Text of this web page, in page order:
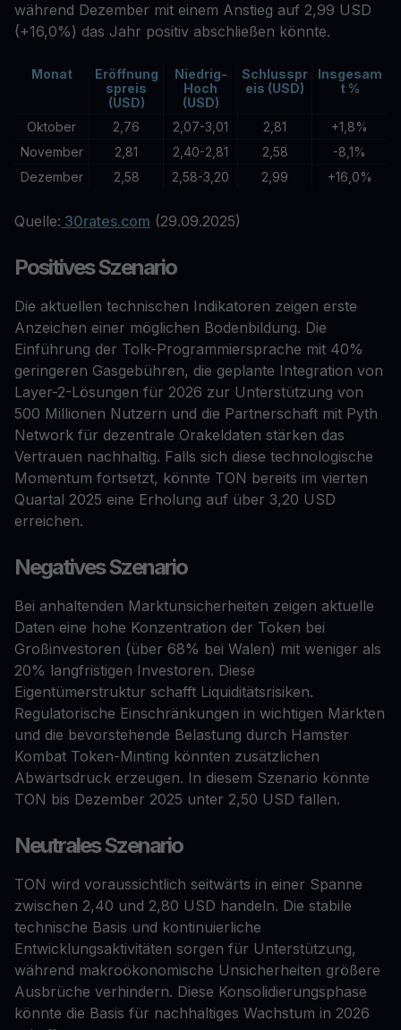
während Dezember mit einem Anstieg auf 2,99 USD
(+16,0%) das Jahr positiv abschließen könnte.
Monat
Eröffnung
spreis
(USD)
Niedrig-
Hoch
(USD)
Schlusspr
eis (USD)
Insgesam
t %
Oktober 2,76 2,07-3,01 2,81
+1,8%
November
2,81 2,40-2,81 2,58
-8,1%
Dezember
2,58 2,58-3,20 2,99 +16,0%
Quelle: 30rates.com (29.09.2025)
Positives Szenario
Die aktuellen technischen Indikatoren zeigen erste
Anzeichen einer möglichen Bodenbildung. Die
Einführung der Tolk-Programmiersprache mit 40%
geringeren Gasgebühren, die geplante Integration von
Layer-2-Lösungen für 2026 zur Unterstützung von
500 Millionen Nutzern und die Partnerschaft mit Pyth
Network für dezentrale Orakeldaten stärken das
Vertrauen nachhaltig. Falls sich diese technologische
Momentum fortsetzt, könnte TON bereits im vierten
Quartal 2025 eine Erholung auf über 3,20 USD
erreichen.
Negatives Szenario
Bei anhaltenden Marktunsicherheiten zeigen aktuelle
Daten eine hohe Konzentration der Token bei
Großinvestoren (über 68% bei Walen) mit weniger als
20% langfristigen Investoren. Diese
Eigentümerstruktur schafft Liquiditätsrisiken.
Regulatorische Einschränkungen in wichtigen Märkten
und die bevorstehende Belastung durch Hamster
Kombat Token-Minting könnten zusätzlichen
Abwärtsdruck erzeugen. In diesem Szenario könnte
TON bis Dezember 2025 unter 2,50 USD fallen.
Neutrales Szenario
TON wird voraussichtlich seitwärts in einer Spanne
zwischen 2,40 und 2,80 USD handeln. Die stabile
technische Basis und kontinuierliche
Entwicklungsaktivitäten sorgen für Unterstützung,
während makroökonomische Unsicherheiten größere
Ausbrüche verhindern. Diese Konsolidierungsphase
könnte die Basis für nachhaltiges Wachstum in 2026